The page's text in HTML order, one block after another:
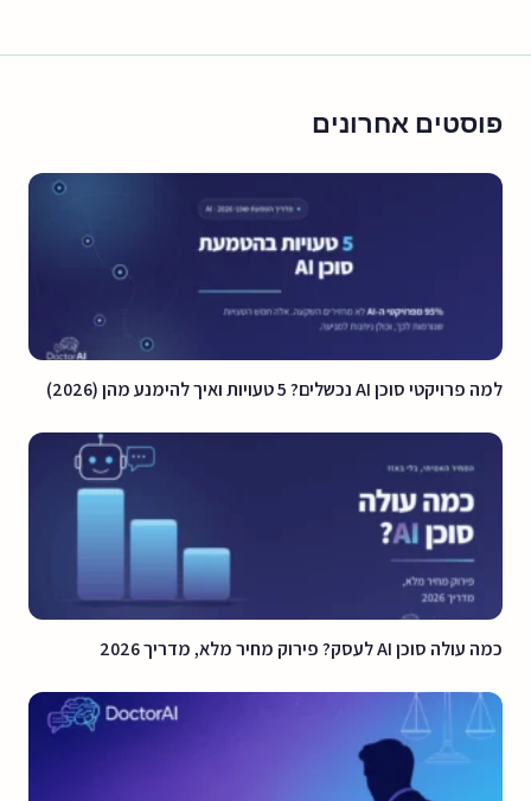
פוסטים אחרונים
למה פרויקטי סוכן AI נכשלים? 5 טעויות ואיך להימנע מהן (2026)
כמה עולה סוכן AI לעסק? פירוק מחיר מלא, מדריך 2026